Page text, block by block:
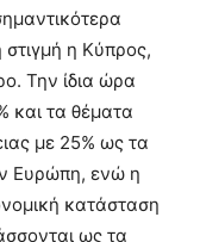
στιγμή η Κύπρος,
Την ίδια ώρα
και τα θέματα
με 25% ως τα
Ευρώπη, ενώ η
κατάσταση
ως τα